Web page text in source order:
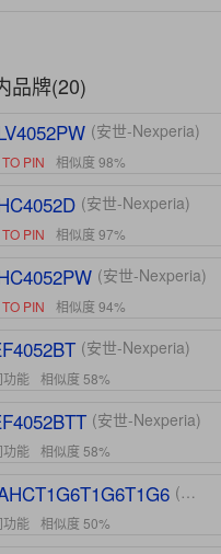
品牌(20)
(安世-Nexperia)
PIN 相似度 98%
(安世-Nexperia)
PIN 相似度 97%
(安世-Nexperia)
PIN 相似度 94%
(安世-Nexperia)
能 相似度 58%
(安世-Nexperia)
能 相似度 58%
(安世-Nexperia)
能 相似度 50%